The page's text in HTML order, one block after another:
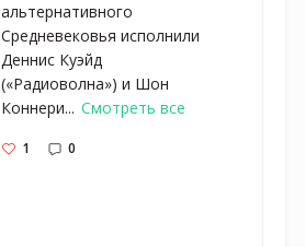
альтернативного
Средневековья исполнили
Деннис Куэйд
(«Радиоволна») и Шон
Коннери... Смотреть все
1 0